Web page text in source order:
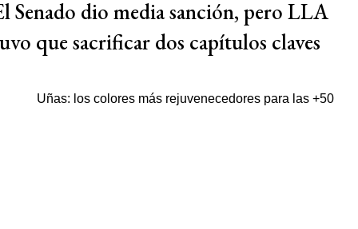
Senado dio media sanción, pero LLA
que sacrificar dos capítulos claves